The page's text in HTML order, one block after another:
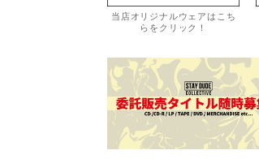
当店オリジナルウェアはこち
らをクリック！